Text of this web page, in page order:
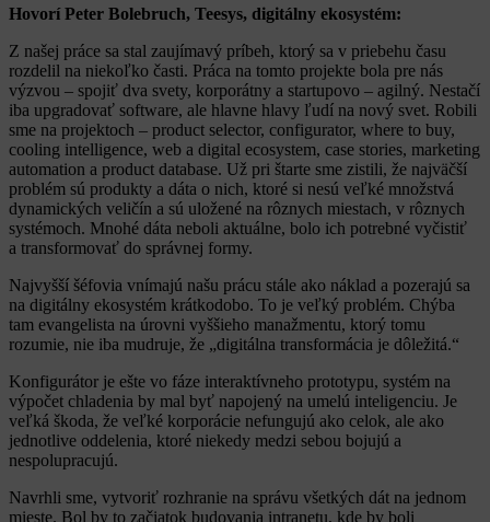
Hovorí Peter Bolebruch, Teesys, digitálny ekosystém:
Z našej práce sa stal zaujímavý príbeh, ktorý sa v priebehu času
rozdelil na niekoľko časti. Práca na tomto projekte bola pre nás
výzvou – spojiť dva svety, korporátny a startupovo – agilný. Nestačí
iba upgradovať software, ale hlavne hlavy ľudí na nový svet. Robili
sme na projektoch – product selector, configurator, where to buy,
cooling intelligence, web a digital ecosystem, case stories, marketing
automation a product database. Už pri štarte sme zistili, že najväčší
problém sú produkty a dáta o nich, ktoré si nesú veľké množstvá
dynamických veličín a sú uložené na rôznych miestach, v rôznych
systémoch. Mnohé dáta neboli aktuálne, bolo ich potrebné vyčistiť
a transformovať do správnej formy.
Najvyšší šéfovia vnímajú našu prácu stále ako náklad a pozerajú sa
na digitálny ekosystém krátkodobo. To je veľký problém. Chýba
tam evangelista na úrovni vyššieho manažmentu, ktorý tomu
rozumie, nie iba mudruje, že „digitálna transformácia je dôležitá.“
Konfigurátor je ešte vo fáze interaktívneho prototypu, systém na
výpočet chladenia by mal byť napojený na umelú inteligenciu. Je
veľká škoda, že veľké korporácie nefungujú ako celok, ale ako
jednotlive oddelenia, ktoré niekedy medzi sebou bojujú a
nespolupracujú.
Navrhli sme, vytvoriť rozhranie na správu všetkých dát na jednom
mieste. Bol by to začiatok budovania intranetu, kde by boli